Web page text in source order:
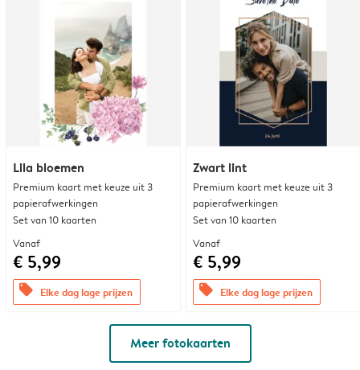
Lila bloemen
Premium kaart met keuze uit 3
papierafwerkingen
Set van 10 kaarten
Vanaf
€ 5,99
offers Elke dag lage prijzen
Zwart lint
Premium kaart met keuze uit 3
papierafwerkingen
Set van 10 kaarten
Vanaf
€ 5,99
offers Elke dag lage prijzen
Meer fotokaarten